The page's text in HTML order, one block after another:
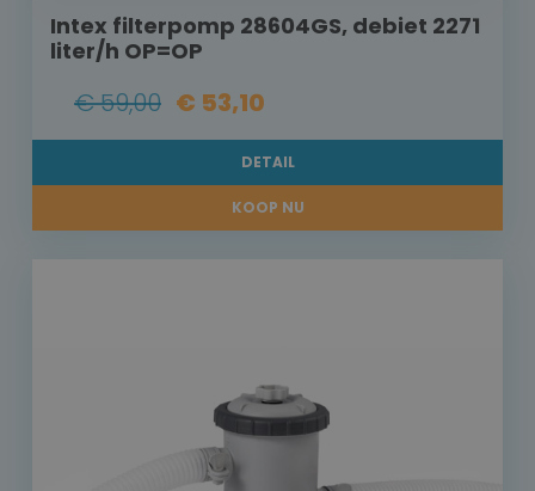
Intex filterpomp 28604GS, debiet 2271
liter/h OP=OP
€ 59,00 € 53,10
DETAIL
KOOP NU